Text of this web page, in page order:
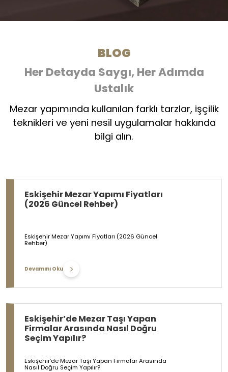
BLOG
Her Detayda Saygı, Her Adımda
Ustalık
Mezar yapımında kullanılan farklı tarzlar, işçilik
teknikleri ve yeni nesil uygulamalar hakkında
bilgi alın.
Eskişehir Mezar Yapımı Fiyatları
(2026 Güncel Rehber)
Eskişehir Mezar Yapımı Fiyatları (2026 Güncel
Rehber)
Devamını Oku
Eskişehir’de Mezar Taşı Yapan
Firmalar Arasında Nasıl Doğru
Seçim Yapılır?
Eskişehir’de Mezar Taşı Yapan Firmalar Arasında
Nasıl Doğru Seçim Yapılır?